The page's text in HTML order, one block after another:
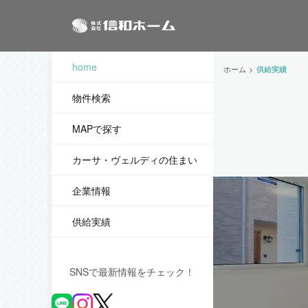
ホーム 供給実績
home
物件検索
MAPで探す
カーサ・ヴェルディの住まい
企業情報
供給実績
SNSで最新情報をチェック！